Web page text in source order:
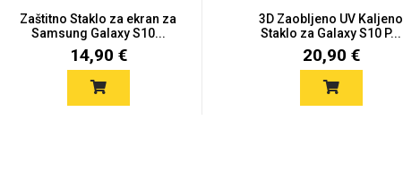
Zaštitno Staklo za ekran za
Samsung Galaxy S10...
14,90 €
3D Zaobljeno UV Kaljeno
Staklo za Galaxy S10 P...
20,90 €